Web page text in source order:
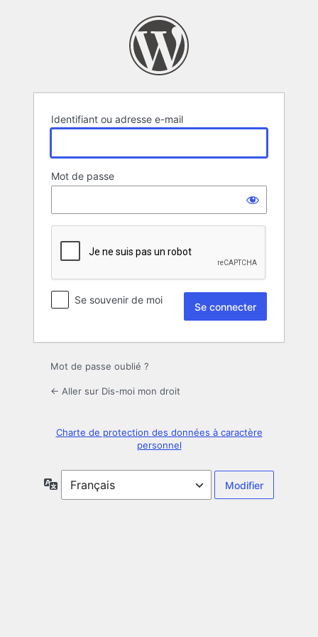
Identifiant ou adresse e-mail
Mot de passe
Se souvenir de moi
Mot de passe oublié ?
← Aller sur Dis-moi mon droit
Charte de protection des données à caractère
personnel
Langue